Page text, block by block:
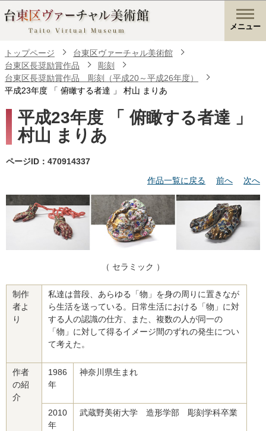
メニュー
トップページ
台東区ヴァーチャル美術館
台東区長奨励賞作品
彫刻
台東区長奨励賞作品 彫刻（平成20～平成26年度）
平成23年度 「 俯瞰する者達 」 村山 まりあ
平成23年度 「 俯瞰する者達 」
村山 まりあ
ページID：470914337
作品一覧に戻る
前へ 次へ
（ セラミック ）
制作
者よ
り
私達は普段、あらゆる「物」を身の周りに置きなが
ら生活を送っている。日常生活における「物」に対
する人の認識の仕方、また、複数の人が同一の
「物」に対して得るイメージ間のずれの発生につい
て考えた。
作者
の紹
介
1986
年
神奈川県生まれ
2010
年
武蔵野美術大学 造形学部 彫刻学科卒業